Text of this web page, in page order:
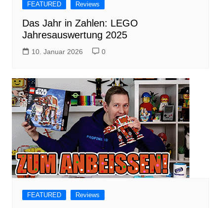
FEATURED Reviews
Das Jahr in Zahlen: LEGO
Jahresauswertung 2025
10. Januar 2026 0
FEATURED Reviews